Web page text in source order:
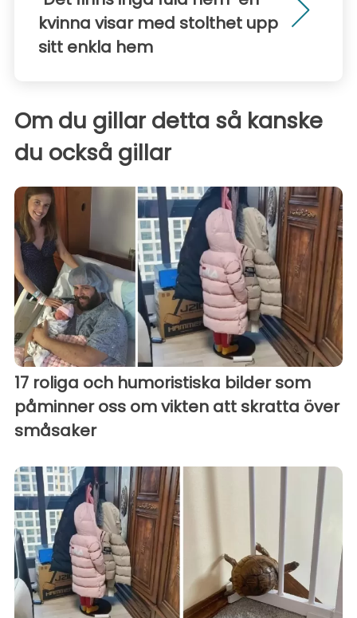
kvinna visar med stolthet upp
sitt enkla hem
Om du gillar detta så kanske
du också gillar
17 roliga och humoristiska bilder som
påminner oss om vikten att skratta över
småsaker